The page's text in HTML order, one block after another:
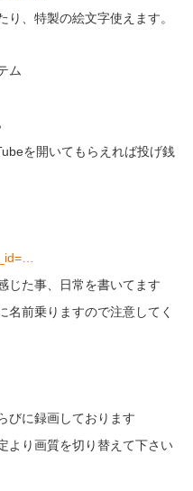
り、特製の絵文字使えます。
ム
を開いてもらえれば投げ銭
じた事、日常を書いてます
名前乗りますので注意してく
びに録画しております
より画質を切り替えて下さい